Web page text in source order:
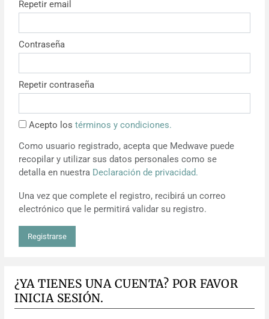
Noticias
Repetir email
Contraseña
Repetir contraseña
Acepto los términos y condiciones.
Como usuario registrado, acepta que Medwave puede
recopilar y utilizar sus datos personales como se
detalla en nuestra Declaración de privacidad.
Una vez que complete el registro, recibirá un correo
electrónico que le permitirá validar su registro.
Registrarse
¿YA TIENES UNA CUENTA? POR FAVOR
INICIA SESIÓN.